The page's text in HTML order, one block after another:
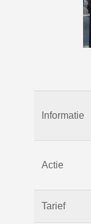
Informatie
Actie
Tarief